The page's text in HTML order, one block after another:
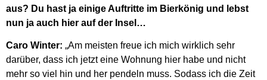
aus? Du hast ja einige Auftritte im Bierkönig und lebst
nun ja auch hier auf der Insel…
Caro Winter: „Am meisten freue ich mich wirklich sehr
darüber, dass ich jetzt eine Wohnung hier habe und nicht
mehr so viel hin und her pendeln muss. Sodass ich die Zeit